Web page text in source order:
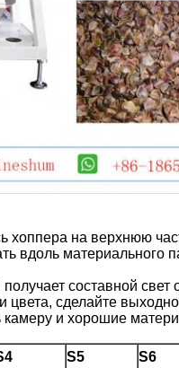
хоппера на верхнюю
вдоль материального
составной
цвета, сделайте
камеру и хорошие
S5 S6